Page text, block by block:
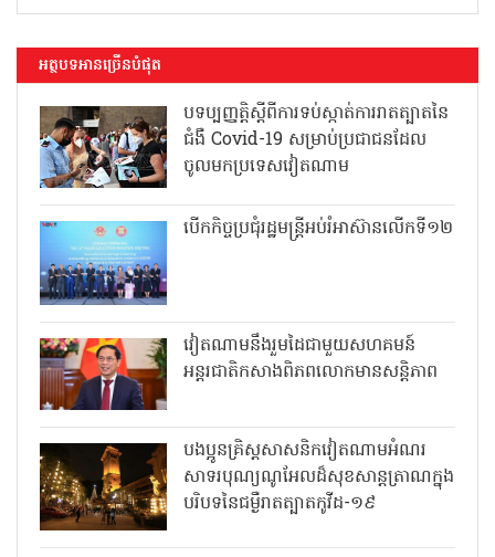
អត្ថបទអានច្រើនបំផុត
បទប្បញ្ញត្តិស្តីពីការទប់ស្កាត់ការរាតត្បាតនៃ
ជំងឺ Covid-19 សម្រាប់ប្រជាជនដែល
ចូលមកប្រទេសវៀតណាម
បើកកិច្ចប្រជុំរដ្ឋមន្ត្រីអប់រំអាស៊ានលើកទី១២
វៀតណាមនឹងរួមដៃជាមួយសហគមន៍
អន្តរជាតិកសាងពិភពលោកមានសន្តិភាព
បងប្អូនគ្រិស្តសាសនិកវៀតណាមអំណរ
សាទរបុណ្យណូអែលដ៏សុខសាន្តត្រាណក្នុង
បរិបទនៃជម្ងឺរាតត្បាតកូវីដ-១៩